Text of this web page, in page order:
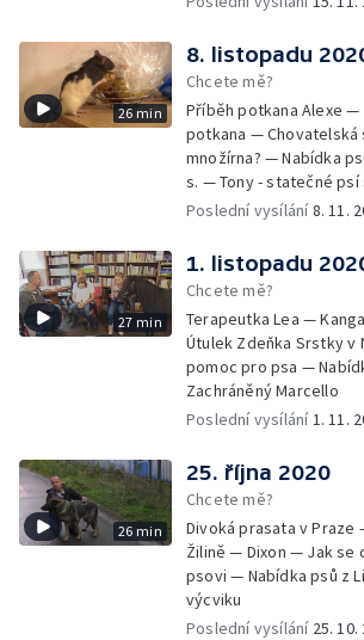
26 min
8. listopadu
Chcete mě?
Příběh potkana Alexe
potkana — Chovatelská
množírna? — Nabídka
s. — Tony - statečné psí
Poslední vysílání8. 11.
27 min
1. listopadu
Chcete mě?
Terapeutka Lea —
Útulek Zdeňka Srstky v
pomoc pro psa —
Zachráněný Marcello
Poslední vysílání1. 11.
26 min
25. října 2020
Chcete mě?
Divoká prasata v Praze
Žilině — Dixon — Jak se
psovi — Nabídka psů z
výcviku
Poslední vysílání 25. 10.